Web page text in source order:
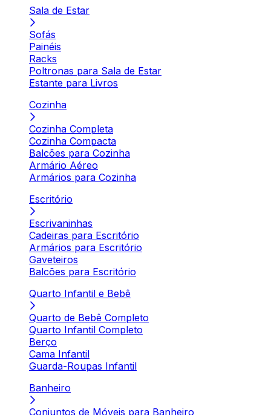
Sala de Estar
Sofás
Painéis
Racks
Poltronas para Sala de Estar
Estante para Livros
Cozinha
Cozinha Completa
Cozinha Compacta
Balcões para Cozinha
Armário Aéreo
Armários para Cozinha
Escritório
Escrivaninhas
Cadeiras para Escritório
Armários para Escritório
Gaveteiros
Balcões para Escritório
Quarto Infantil e Bebê
Quarto de Bebê Completo
Quarto Infantil Completo
Berço
Cama Infantil
Guarda-Roupas Infantil
Banheiro
Conjuntos de Móveis para Banheiro